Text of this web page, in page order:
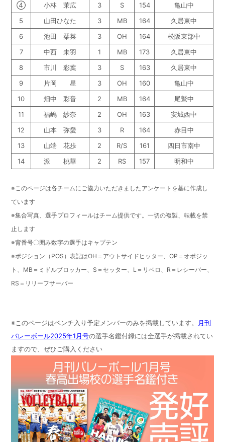
④
小林 茉広 3 S 154
亀山中
5
山田ひなた 3 MB 164
久居東中
6
池田 栞菜 3 OH 164
松阪東部中
7
中西 未羽 1 MB 173
久居東中
8
市川 彩葉 3 S 163
久居東中
9
片岡 星 3 OH 160
亀山中
10
畑中 彩音 2 MB 164
尾鷲中
11
福嶋 紗奈 2 OH 163
安城西中
12
山本 弥愛 3 R 164
赤目中
13
山端 花歩 2 R/S 161
四日市南中
14
派 桃華 2 RS 157 明和中
※このページは各チームにご協力いただきましたアンケートを基に作成し
ています
※集合写真、選手プロフィールはチーム提供です。一切の複製、転載を禁
止します
※背番号〇囲み数字の選手はキャプテン
※ポジション（POS）表記はOH＝アウトサイドヒッター、OP＝オポジッ
ト、MB＝ミドルブロッカー、S＝セッター、L＝リベロ、R＝レシーバー、
RS＝リリーフサーバー
※このページはベンチ入り予定メンバーのみを掲載しています。
月刊
バレーボール2025年1月号の選手名鑑付録には全選手が掲載されてい
ますので、ぜひご購入ください